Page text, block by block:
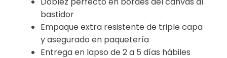
bastidor
Empaque extra resistente de triple capa
y asegurado en paquetería
Entrega en lapso de 2 a 5 días hábiles